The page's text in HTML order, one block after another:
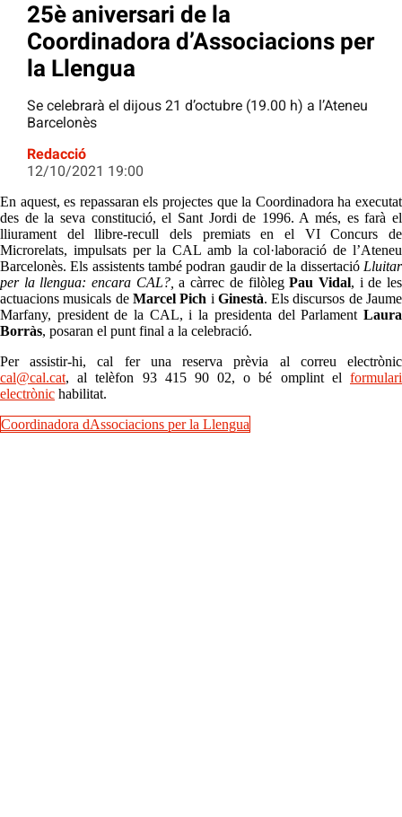
25è aniversari de la
Coordinadora d’Associacions per
la Llengua
Se celebrarà el dijous 21 d’octubre (19.00 h) a l’Ateneu
Barcelonès
Redacció
12/10/2021 19:00
En aquest, es repassaran els projectes que la Coordinadora ha executat
des de la seva constitució, el Sant Jordi de 1996. A més, es farà el
lliurament del llibre-recull dels premiats en el VI Concurs de
Microrelats, impulsats per la CAL amb la col·laboració de l’Ateneu
Barcelonès. Els assistents també podran gaudir de la dissertació Lluitar
per la llengua: encara CAL?,a càrrec de filòlegPau Vidal, i de les
actuacions musicals de Marcel Pich i Ginestà. Els discursos de Jaume
Marfany, president de la CAL, i la presidenta del Parlament Laura
Borràs, posaran el punt final a la celebració.
Per assistir-hi, cal fer una reserva prèvia al correu electrònic
cal@cal.cat, al telèfon 93 415 90 02, o bé omplint el formulari
electrònic habilitat.
Coordinadora dAssociacions per la Llengua